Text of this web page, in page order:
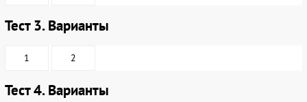
Тест 3. Варианты
1 2
Тест 4. Варианты